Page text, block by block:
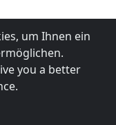
um Ihnen ein
you a better